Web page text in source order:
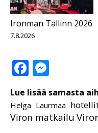
Ironman Tallinn 2026
7.8.2026
Facebook
Lue lisää samasta
Helga Laurmaa
Viron matkailu